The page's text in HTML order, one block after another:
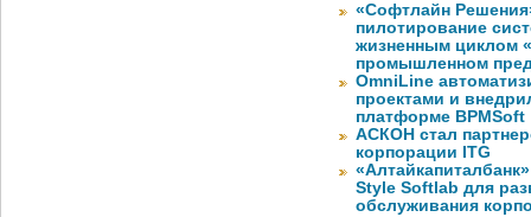
«Софтлайн
пилотирование
жизненным циклом
промышленном
OmniLine
проектами и
платформе BPMSoft
АСКОН стал
корпорации ITG
Style Softlab для
обслуживания